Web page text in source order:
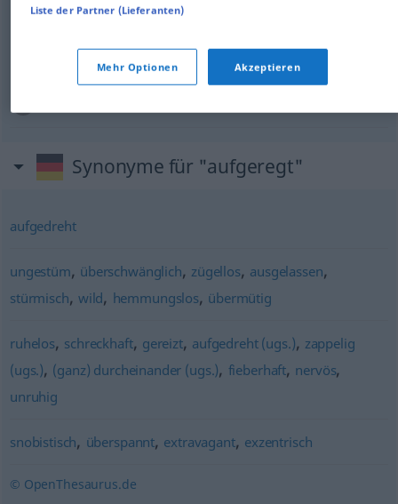
[qaliq] aufgeregt
Synonyme für "aufgeregt"
aufgedreht
ungestüm, überschwänglich, zügellos, ausgelassen,
stürmisch, wild, hemmungslos, übermütig
ruhelos, schreckhaft, gereizt, aufgedreht (ugs.), zappelig
(ugs.), (ganz) durcheinander (ugs.), fieberhaft, nervös,
unruhig
snobistisch, überspannt, extravagant, exzentrisch
© OpenThesaurus.de
Liste der Partner (Lieferanten)
Mehr Optionen Akzeptieren